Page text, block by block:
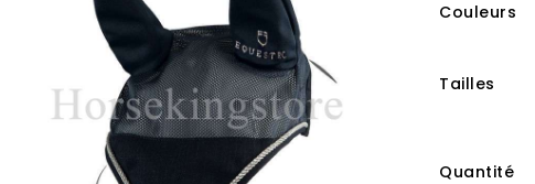
Couleurs
Tailles
Quantité